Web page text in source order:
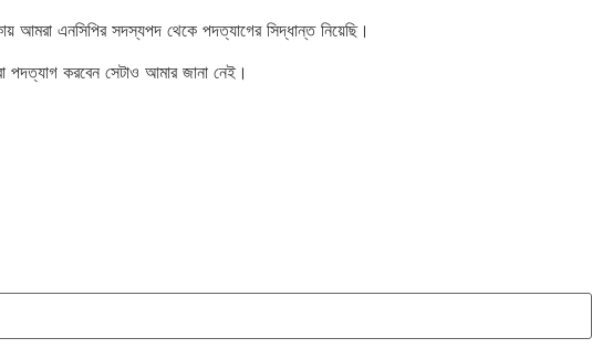
আমরা এনসিপির সদস্যপদ থেকে পদত্যাগের সিদ্ধান্ত নিয়েছি।
পদত্যাগ করবেন সেটাও আমার জানা নেই।